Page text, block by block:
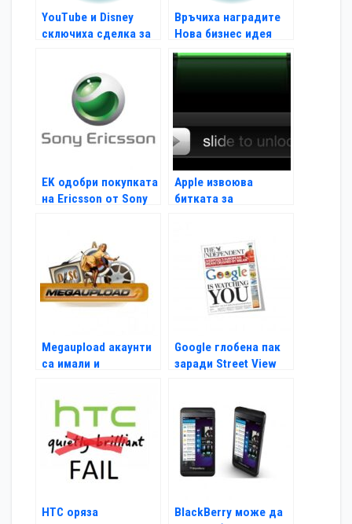
YouTube и Disney
сключиха сделка за
Връчиха наградите
Нова бизнес идея
EK одобри покупката
на Ericsson от Sony
Apple извоюва
битката за
Megaupload акаунти
са имали и
политици
Google глобена пак
заради Street View
НТС оряза
BlackBerry може да